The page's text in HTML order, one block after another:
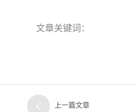
文章关键词：
上一篇文章